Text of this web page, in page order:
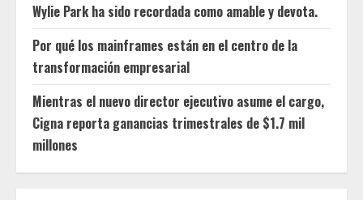
Wylie Park ha sido recordada como amable y devota.
Por qué los mainframes están en el centro de la
transformación empresarial
Mientras el nuevo director ejecutivo asume el cargo,
Cigna reporta ganancias trimestrales de $1.7 mil
millones